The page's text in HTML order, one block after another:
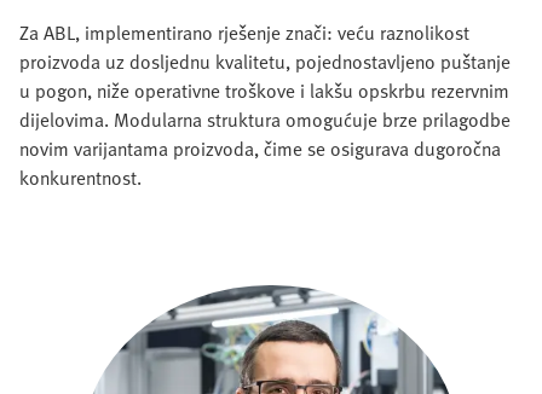
Za ABL, implementirano rješenje znači: veću raznolikost
proizvoda uz dosljednu kvalitetu, pojednostavljeno puštanje
u pogon, niže operativne troškove i lakšu opskrbu rezervnim
dijelovima. Modularna struktura omogućuje brze prilagodbe
novim varijantama proizvoda, čime se osigurava dugoročna
konkurentnost.